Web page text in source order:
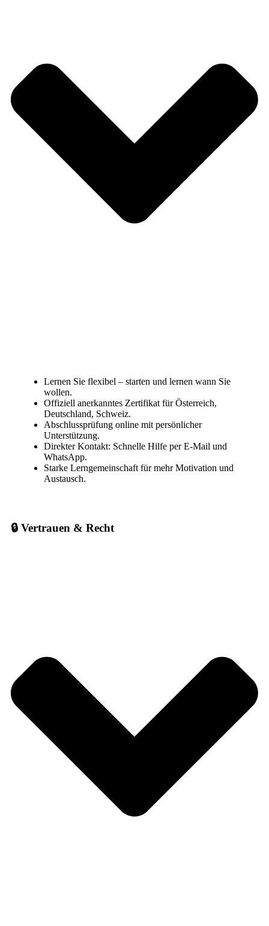
Lernen Sie flexibel – starten und lernen wann Sie
wollen.
Offiziell anerkanntes Zertifikat für Österreich,
Deutschland, Schweiz.
Abschlussprüfung online mit persönlicher
Unterstützung.
Direkter Kontakt: Schnelle Hilfe per E-Mail und
WhatsApp.
Starke Lerngemeinschaft für mehr Motivation und
Austausch.
🔒 Vertrauen & Recht